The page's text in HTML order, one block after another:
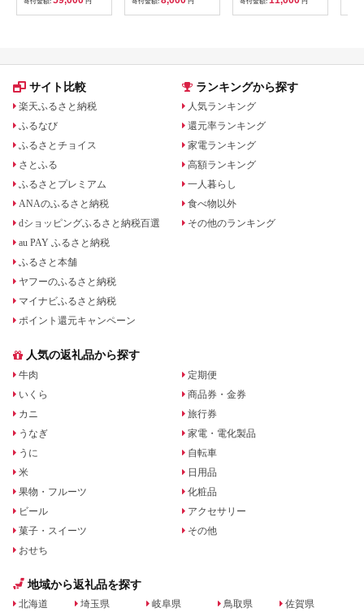
温泉旅行 スパ サウナ
岩盤浴 マッサージ エ
トラン 健康 美容 兵庫
サイト比較
楽天ふるさと納税
ふるなび
ふるさとチョイス
さとふる
ふるさとプレミアム
ANAのふるさと納税
dショッピングふるさと納税百選
au PAY ふるさと納税
ふるさと本舗
ヤフーのふるさと納税
マイナビふるさと納税
ポイント還元キャンペーン
ランキングから探す
人気ランキング
還元率ランキング
家電ランキング
高額ランキング
一人暮らし
食べ物以外
その他のランキング
人気の返礼品から探す
牛肉
いくら
カニ
うなぎ
うに
米
果物・フルーツ
ビール
菓子・スイーツ
おせち
定期便
商品券・金券
旅行券
家電・電化製品
自転車
日用品
化粧品
アクセサリー
その他
地域から返礼品を探す
北海道 埼玉県 岐阜県 鳥取県 佐賀県